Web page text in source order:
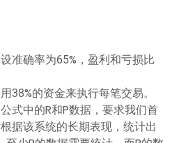
准确率为65%，盈利和亏损比
38%的资金来执行每笔交易。
式中的R和P数据，要求我们首
根据该系统的长期表现，统计出